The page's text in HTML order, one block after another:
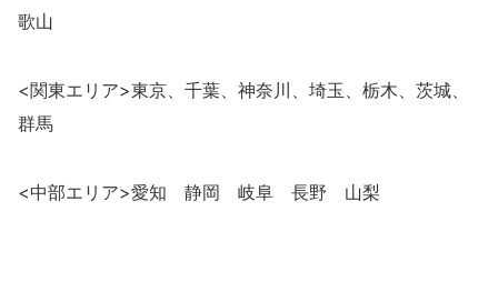
歌山
<関東エリア>東京、千葉、神奈川、埼玉、栃木、茨城、
群馬
<中部エリア>愛知 静岡 岐阜 長野 山梨